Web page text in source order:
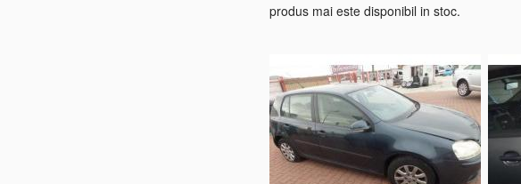
produs mai este disponibil in stoc.